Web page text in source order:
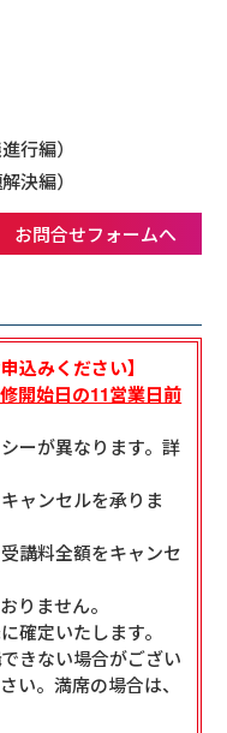
行編）
決編）
お問合せフォームへ
込みください】
開始日の11営業日前
ーが異なります。詳
ャンセルを承りま
講料全額をキャンセ
りません。
確定いたします。
きない場合がござい
い。満席の場合は、